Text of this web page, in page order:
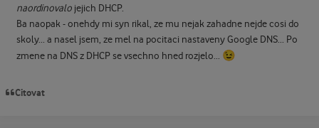
naordinovalojejich DHCP.
Ba naopak - onehdy mi syn rikal, ze mu nejak zahadne nejde cosi do
skoly... a nasel jsem, ze mel na pocitaci nastaveny Google DNS... Po
zmene na DNS z DHCP se vsechno hned rozjelo... 😉
Citovat